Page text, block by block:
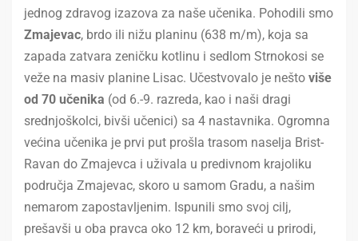
jednog zdravog izazova za naše učenika. Pohodili smo
Zmajevac, brdo ili nižu planinu (638 m/m), koja sa
zapada zatvara zeničku kotlinu i sedlom Strnokosi se
veže na masiv planine Lisac. Učestvovalo je nešto više
od 70 učenika (od 6.-9. razreda, kao i naši dragi
srednjoškolci, bivši učenici) sa 4 nastavnika. Ogromna
većina učenika je prvi put prošla trasom naselja Brist-
Ravan do Zmajevca i uživala u predivnom krajoliku
područja Zmajevac, skoro u samom Gradu, a našim
nemarom zapostavljenim. Ispunili smo svoj cilj,
prešavši u oba pravca oko 12 km, boraveći u prirodi,